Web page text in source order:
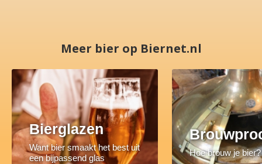
Meer bier op Biernet.nl
Bierglazen
Want bier smaakt het best uit
een bijpassend glas
Hoe brouw je bier?